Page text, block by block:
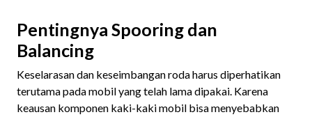
Pentingnya Spooring dan
Balancing
Keselarasan dan keseimbangan roda harus diperhatikan
terutama pada mobil yang telah lama dipakai. Karena
keausan komponen kaki-kaki mobil bisa menyebabkan